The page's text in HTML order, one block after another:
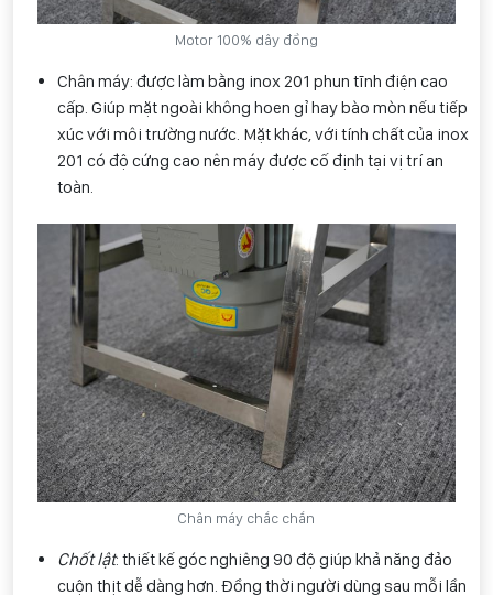
Motor 100% dây đồng
Chân máy: được làm bằng inox 201 phun tĩnh điện cao
cấp. Giúp mặt ngoài không hoen gỉ hay bào mòn nếu tiếp
xúc với môi trường nước. Mặt khác, với tính chất của inox
201 có độ cứng cao nên máy được cố định tại vị trí an
toàn.
Chân máy chắc chắn
Chốt lật: thiết kế góc nghiêng 90 độ giúp khả năng đảo
cuộn thịt dễ dàng hơn. Đồng thời người dùng sau mỗi lần